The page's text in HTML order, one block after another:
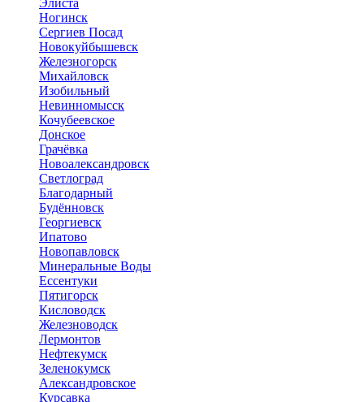
Элиста
Ногинск
Сергиев Посад
Новокуйбышевск
Железногорск
Михайловск
Изобильный
Невинномысск
Кочубеевское
Донское
Грачёвка
Новоалександровск
Светлоград
Благодарный
Будённовск
Георгиевск
Ипатово
Новопавловск
Минеральные Воды
Ессентуки
Пятигорск
Кисловодск
Железноводск
Лермонтов
Нефтекумск
Зеленокумск
Александровское
Курсавка